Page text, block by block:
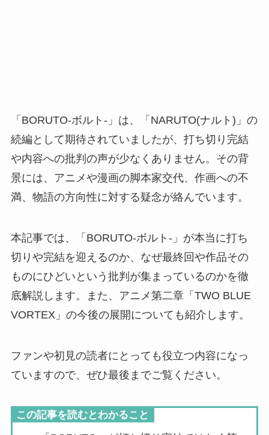
「BORUTO-ボルト-」は、「NARUTO(ナルト)」の
続編として期待されていましたが、打ち切り完結
や内容への批判の声が少なくありません。その背
景には、アニメや漫画の脚本家交代、作画への不
満、物語の方向性に対する疑念が絡んでいます。
本記事では、「BORUTO-ボルト-」が本当に打ち
切りや完結を迎えるのか、なぜ最終回や作品その
ものにひどいという批判が集まっているのかを徹
底解説します。また、アニメ第二章「TWO BLUE
VORTEX」の今後の展開についても紹介します。
ファンや初見の読者にとっても役立つ内容になっ
ていますので、ぜひ最後までご覧ください。
この記事を読むとわかること